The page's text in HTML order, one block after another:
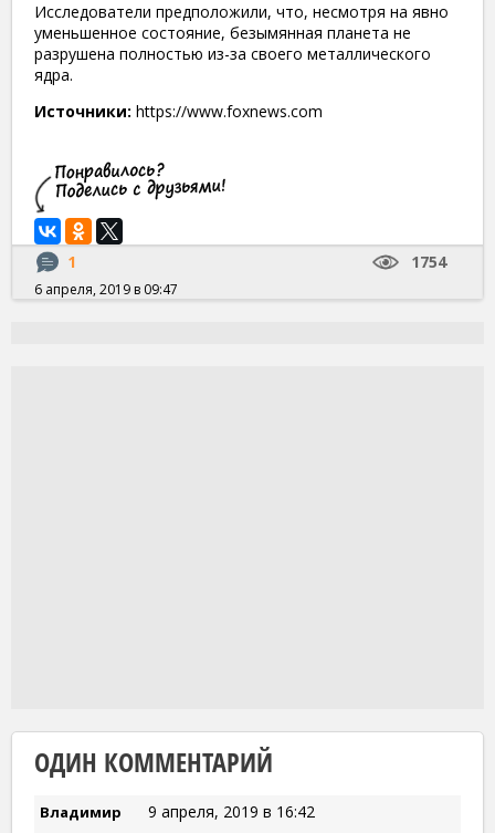
Исследователи предположили, что, несмотря на явно
уменьшенное состояние, безымянная планета не
разрушена полностью из-за своего металлического
ядра.
Источники: https://www.foxnews.com
1 1754
6 апреля, 2019 в 09:47
ОДИН КОММЕНТАРИЙ
Владимир 9 апреля, 2019 в 16:42